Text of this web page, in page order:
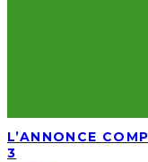
L’ANNONCE
3